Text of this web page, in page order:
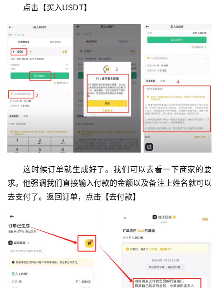
点击【买入USDT】
这时候订单就生成好了。我们可以去看一下商家的要
求。他强调我们直接输入付款的金额以及备注上姓名就可以
去支付了。返回订单，点击【去付款】